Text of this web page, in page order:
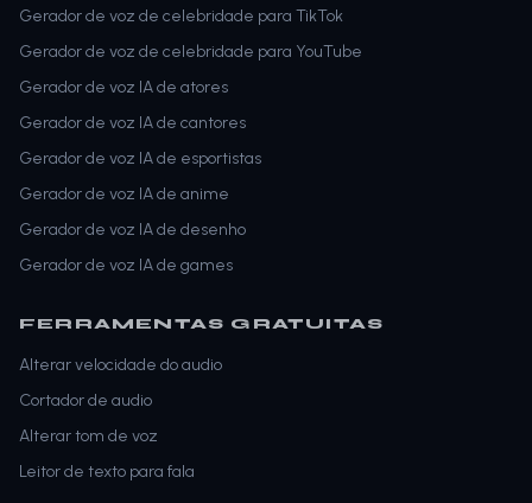
Gerador de voz de celebridade para TikTok
Gerador de voz de celebridade para YouTube
Gerador de voz IA de atores
Gerador de voz IA de cantores
Gerador de voz IA de esportistas
Gerador de voz IA de anime
Gerador de voz IA de desenho
Gerador de voz IA de games
FERRAMENTAS GRATUITAS
Alterar velocidade do audio
Cortador de audio
Alterar tom de voz
Leitor de texto para fala